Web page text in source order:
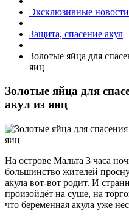
Эксклюзивные
Защита, спасение акул
Золотые яйца для
яиц
Золотые яйца для
акул из яиц
На острове Мальта 3 часа
большинство жителей
акула вот-вот родит. И
произойдёт на суше, на
что беременная акула уже